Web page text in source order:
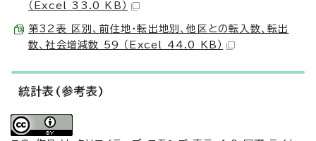
（Excel 33.0 KB）
第32表 区別、前住地・転出地別、他区との転入数、転出
数、社会増減数 59 （Excel 44.0 KB）
統計表(参考表)